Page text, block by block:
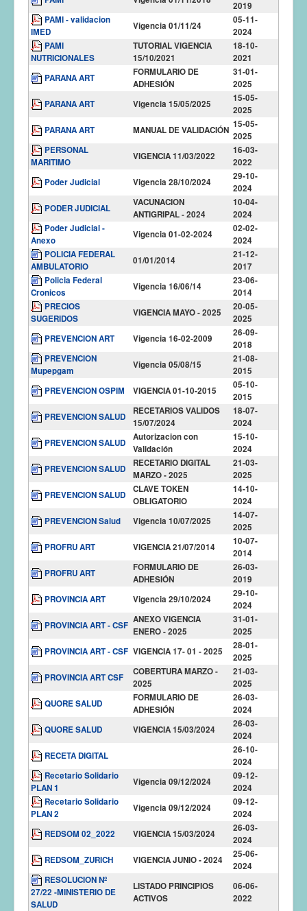
2019
PAMI - validacion
IMED
Vigencia 01/11/24
05-11-
2024
PAMI
NUTRICIONALES
TUTORIAL VIGENCIA
15/10/2021
18-10-
2021
PARANA ART
FORMULARIO DE
ADHESIÓN
31-01-
2025
PARANA ART
Vigencia 15/05/2025
15-05-
2025
PARANA ART
MANUAL DE VALIDACIÓN
15-05-
2025
PERSONAL
MARITIMO
VIGENCIA 11/03/2022
16-03-
2022
Poder Judicial
Vigencia 28/10/2024
29-10-
2024
PODER JUDICIAL
VACUNACION
ANTIGRIPAL - 2024
10-04-
2024
Poder Judicial -
Anexo
Vigencia 01-02-2024
02-02-
2024
POLICIA FEDERAL
AMBULATORIO
01/01/2014
21-12-
2017
Policia Federal
Cronicos
Vigencia 16/06/14
23-06-
2014
PRECIOS
SUGERIDOS
VIGENCIA MAYO - 2025
20-05-
2025
PREVENCION ART
Vigencia 16-02-2009
26-09-
2018
PREVENCION
Mupepgam
Vigencia 05/08/15
21-08-
2015
PREVENCION OSPIM
VIGENCIA 01-10-2015
05-10-
2015
PREVENCION SALUD
RECETARIOS VALIDOS
15/07/2024
18-07-
2024
PREVENCION SALUD
Autorizacion con
Validación
15-10-
2024
PREVENCION SALUD
RECETARIO DIGITAL
MARZO - 2025
21-03-
2025
PREVENCION SALUD
CLAVE TOKEN
OBLIGATORIO
14-10-
2024
PREVENCION Salud
Vigencia 10/07/2025
14-07-
2025
PROFRU ART
VIGENCIA 21/07/2014
10-07-
2014
PROFRU ART
FORMULARIO DE
ADHESIÓN
26-03-
2019
PROVINCIA ART
Vigencia 29/10/2024
29-10-
2024
PROVINCIA ART - CSF
ANEXO VIGENCIA
ENERO - 2025
31-01-
2025
PROVINCIA ART - CSF VIGENCIA 17- 01 - 2025
28-01-
2025
PROVINCIA ART CSF
COBERTURA MARZO -
2025
21-03-
2025
QUORE SALUD
FORMULARIO DE
ADHESIÓN
26-03-
2024
QUORE SALUD
VIGENCIA 15/03/2024
26-03-
2024
RECETA DIGITAL
26-10-
2024
Recetario Solidario
PLAN 1
Vigencia 09/12/2024
09-12-
2024
Recetario Solidario
PLAN 2
Vigencia 09/12/2024
09-12-
2024
REDSOM 02_2022
VIGENCIA 15/03/2024
26-03-
2024
REDSOM_ZURICH
VIGENCIA JUNIO - 2024
25-06-
2024
RESOLUCION Nº
27/22 -MINISTERIO DE
SALUD
LISTADO PRINCIPIOS
ACTIVOS
06-06-
2022